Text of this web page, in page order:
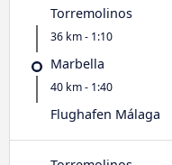
Torremolinos
36 km - 1:10
Marbella
40 km - 1:40
Flughafen Málaga